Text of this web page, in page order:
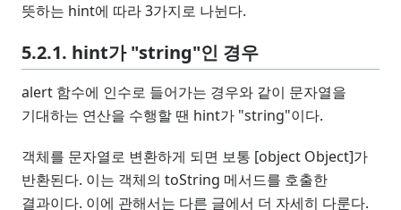
뜻하는 hint에 따라 3가지로 나뉜다.
5.2.1. hint가 "string"인 경우
alert 함수에 인수로 들어가는 경우와 같이 문자열을
기대하는 연산을 수행할 땐 hint가 "string"이다.
객체를 문자열로 변환하게 되면 보통 [object Object]가
반환된다. 이는 객체의 toString 메서드를 호출한
결과이다. 이에 관해서는 다른 글에서 더 자세히 다룬다.